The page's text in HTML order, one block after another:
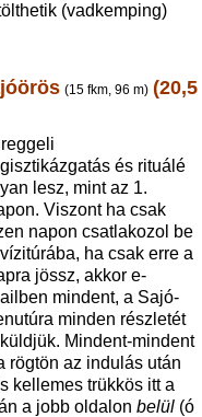
(vadkemping)
(15 fkm, 96 m) (20,5
és rituálé
lesz, mint az 1.
Viszont ha csak
napon csatlakozol be
ha csak erre a
jössz, akkor e-
mindent, a Sajó-
minden részletét
Mindent-mindent
rögtön az indulás után
kellemes trükkös itt a
a jobb oldalon belül (ó